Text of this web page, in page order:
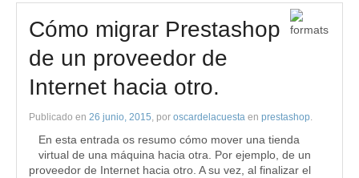
Cómo migrar Prestashop
de un proveedor de
Internet hacia otro.
Publicado en 26 junio, 2015, por oscardelacuesta en prestashop.
En esta entrada os resumo cómo mover una tienda
virtual de una máquina hacia otra. Por ejemplo, de un
proveedor de Internet hacia otro. A su vez, al finalizar el